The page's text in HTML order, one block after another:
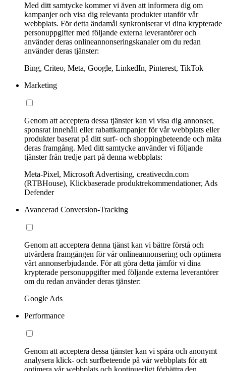
Med ditt samtycke kommer vi även att informera dig om
kampanjer och visa dig relevanta produkter utanför vår
webbplats. För detta ändamål synkroniserar vi dina krypterade
personuppgifter med följande externa leverantörer och
använder deras onlineannonseringskanaler om du redan
använder deras tjänster:
Bing, Criteo, Meta, Google, LinkedIn, Pinterest, TikTok
Marketing
Genom att acceptera dessa tjänster kan vi visa dig annonser,
sponsrat innehåll eller rabattkampanjer för vår webbplats eller
produkter baserat på ditt surf- och shoppingbeteende och mäta
deras framgång. Med ditt samtycke använder vi följande
tjänster från tredje part på denna webbplats:
Meta-Pixel, Microsoft Advertising, creativecdn.com
(RTBHouse), Klickbaserade produktrekommendationer, Ads
Defender
Avancerad Conversion-Tracking
Genom att acceptera denna tjänst kan vi bättre förstå och
utvärdera framgången för vår onlineannonsering och optimera
vårt annonserbjudande. För att göra detta jämför vi dina
krypterade personuppgifter med följande externa leverantörer
om du redan använder deras tjänster:
Google Ads
Performance
Genom att acceptera dessa tjänster kan vi spåra och anonymt
analysera klick- och surfbeteende på vår webbplats för att
optimera vår webbplats och kontinuerligt förbättra den